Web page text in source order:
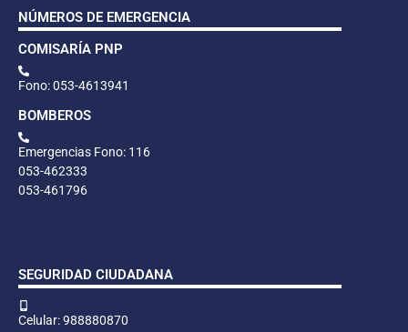
NÚMEROS DE EMERGENCIA
COMISARÍA PNP
Fono: 053-4613941
BOMBEROS
Emergencias Fono: 116
053-462333
053-461796
SEGURIDAD CIUDADANA
Celular: 988880870